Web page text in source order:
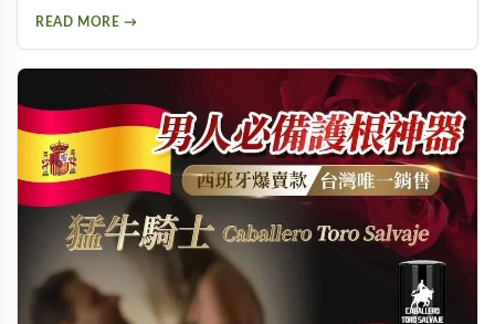
質。
READ MORE →